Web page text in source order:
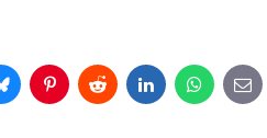
BlueskyPinterestRedditLinkedInWhatsApp
E-
mail